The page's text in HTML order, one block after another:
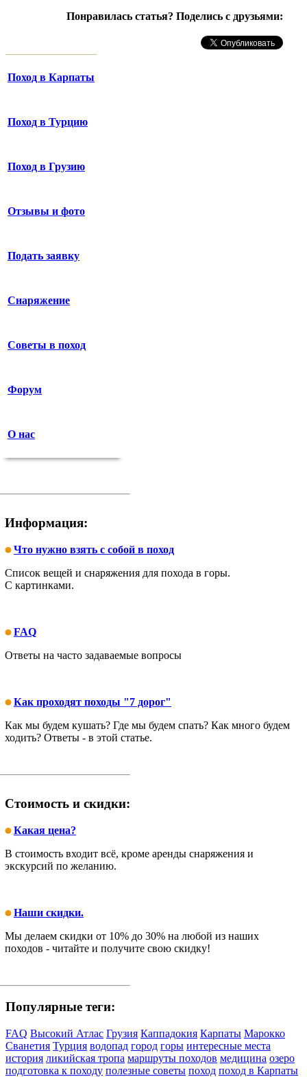
Понравилась статья? Поделись с друзьями:
Поход в Карпаты
Поход в Турцию
Поход в Грузию
Отзывы и фото
Подать заявку
Снаряжение
Советы в поход
Форум
О нас
Информация:
Что нужно взять с собой в поход
Список вещей и снаряжения для похода в горы.
С картинками.
FAQ
Ответы на часто задаваемые вопросы
Как проходят походы "7 дорог"
Как мы будем кушать? Где мы будем спать? Как много будем
ходить? Ответы - в этой статье.
Стоимость и скидки:
Какая цена?
В стоимость входит всё, кроме аренды снаряжения и
экскурсий по желанию.
Наши скидки.
Мы делаем скидки от 10% до 30% на любой из наших
походов - читайте и получите свою скидку!
Популярные теги:
FAQ Высокий Атлас Грузия Каппадокия Карпаты Марокко
Сванетия Турция водопад город горы интересные места
история ликийская тропа маршруты походов медицина озеро
подготовка к походу полезные советы поход поход в Карпаты